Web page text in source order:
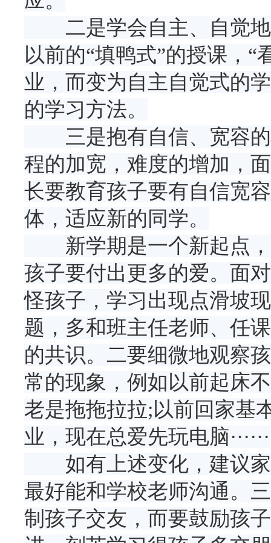
二是学会自主、自觉地
以前的“填鸭式”的授课，“
业，而变为自主自觉式的
的学习方法。
三是抱有自信、宽容的
程的加宽，难度的增加，
长要教育孩子要有自信宽
体，适应新的同学。
新学期是一个新起点，
孩子要付出更多的爱。面
怪孩子，学习出现点滑坡
题，多和班主任老师、任
的共识。二要细微地观察
常的现象，例如以前起床
老是拖拖拉拉;以前回家基
业，现在总爱先玩电脑······
如有上述变化，建议家
最好能和学校老师沟通。
制孩子交友，而要鼓励孩